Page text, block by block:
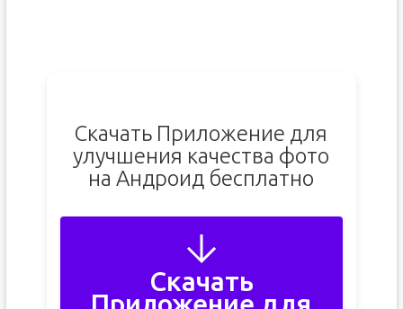
Скачать Приложение для
улучшения качества фото
на Андроид бесплатно
Скачать